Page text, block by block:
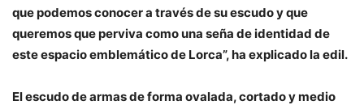
que podemos conocer a través de su escudo y que
queremos que perviva como una seña de identidad de
este espacio emblemático de Lorca”, ha explicado la edil.
El escudo de armas de forma ovalada, cortado y medio